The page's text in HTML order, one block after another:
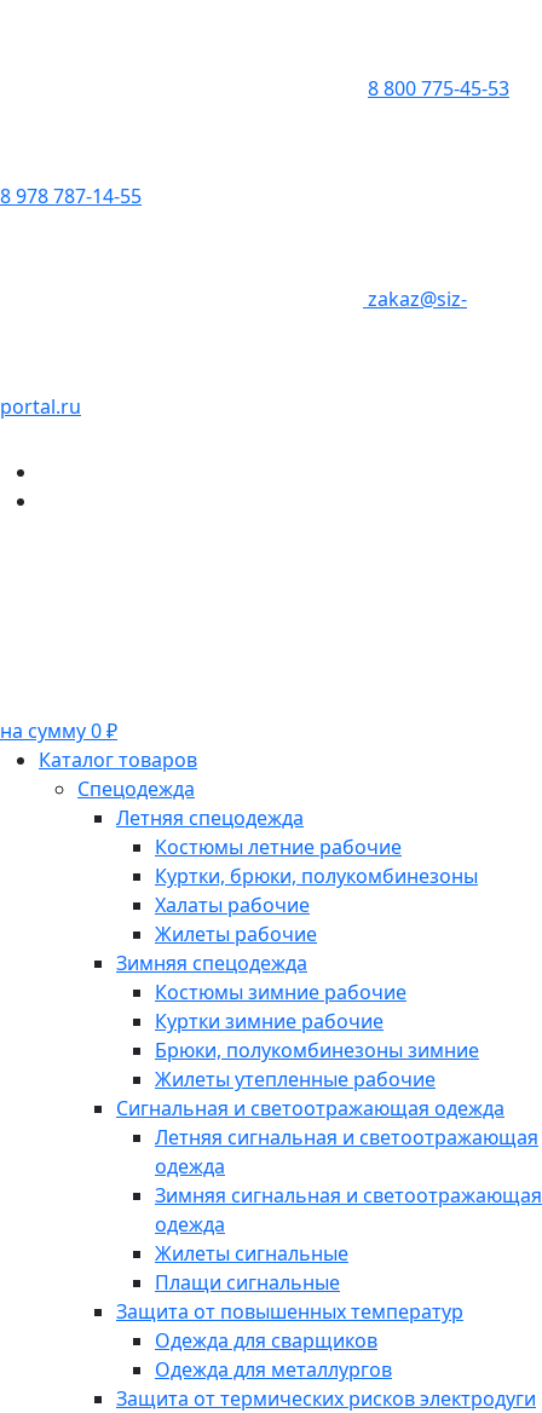
8 800 775-45-53
8 978 787-14-55
zakaz@siz-
portal.ru
на сумму 0 ₽
Каталог товаров
Спецодежда
Летняя спецодежда
Костюмы летние рабочие
Куртки, брюки, полукомбинезоны
Халаты рабочие
Жилеты рабочие
Зимняя спецодежда
Костюмы зимние рабочие
Куртки зимние рабочие
Брюки, полукомбинезоны зимние
Жилеты утепленные рабочие
Сигнальная и светоотражающая одежда
Летняя сигнальная и светоотражающая
одежда
Зимняя сигнальная и светоотражающая
одежда
Жилеты сигнальные
Плащи сигнальные
Защита от повышенных температур
Одежда для сварщиков
Одежда для металлургов
Защита от термических рисков электродуги